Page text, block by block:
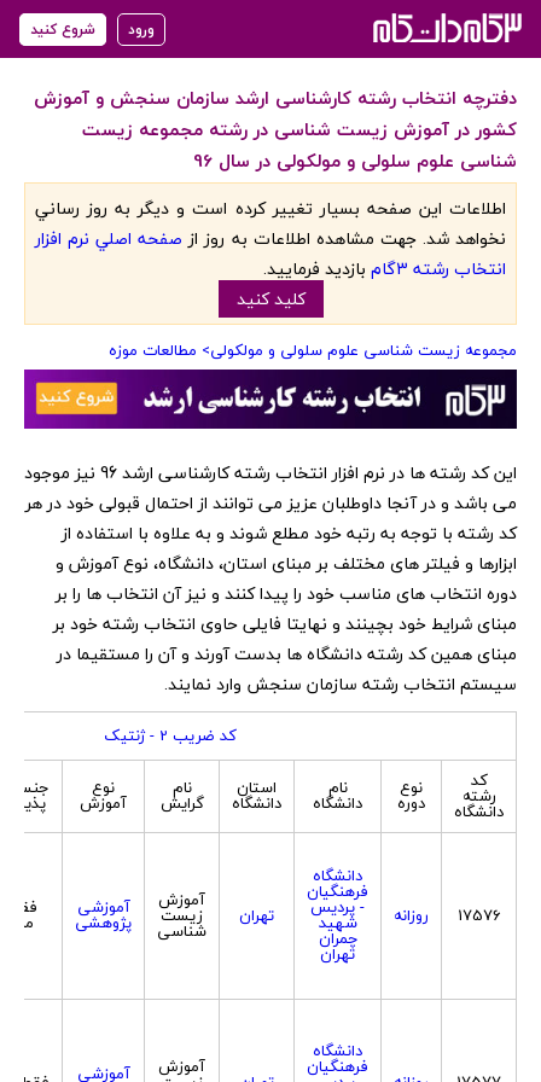
ورود شروع کنید
دفترچه انتخاب رشته کارشناسی ارشد سازمان سنجش و آموزش
کشور در آموزش زیست شناسی در رشته مجموعه زیست
شناسی علوم سلولی و مولکولی در سال 96
اطلاعات اين صفحه بسيار تغيير کرده است و ديگر به روز رساني
نخواهد شد. جهت مشاهده اطلاعات به روز از صفحه اصلي نرم افزار
انتخاب رشته 3گام
بازديد فرماييد.
کليد کنيد
مجموعه زیست شناسی علوم سلولی و مولکولی> مطالعات موزه
‏این کد رشته ها در نرم افزار انتخاب رشته کارشناسی ارشد 96 نیز موجود
می باشد و در آنجا داوطلبان عزیز می توانند از احتمال قبولی خود در هر
کد رشته با توجه به رتبه خود مطلع شوند و به علاوه با استفاده از
ابزارها و فیلتر های مختلف بر مبنای استان، دانشگاه، نوع آموزش و
دوره انتخاب های مناسب خود را پیدا کنند و نیز آن انتخاب ها را بر
مبنای شرایط خود بچینند و نهایتا فایلی حاوی انتخاب رشته خود بر
مبنای همین کد رشته دانشگاه ها بدست آورند و آن را مستقیما در
سیستم انتخاب رشته سازمان سنجش وارد نمایند.
کد ضریب 2 - ژنتیک
کد
رشته
دانشگاه
نوع
دوره
نام
دانشگاه
استان
دانشگاه
نام
گرایش
نوع
آموزش پذیرش
17576 روزانه
دانشگاه
فرهنگیان
- پردیس
شهید
چمران
تهران
تهران
آموزش
زیست
شناسی
آموزشی
پژوهشی
فقط
مرد
دانشگاه
فرهنگیان آموزش آموزشی